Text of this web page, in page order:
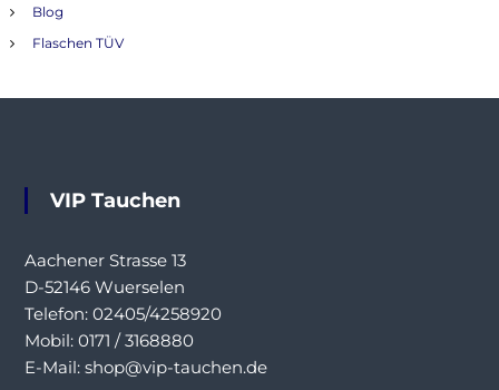
Blog
Flaschen TÜV
VIP Tauchen
Aachener Strasse 13
D-52146 Wuerselen
Telefon: 02405/4258920
Mobil: 0171 / 3168880
E-Mail: shop@vip-tauchen.de